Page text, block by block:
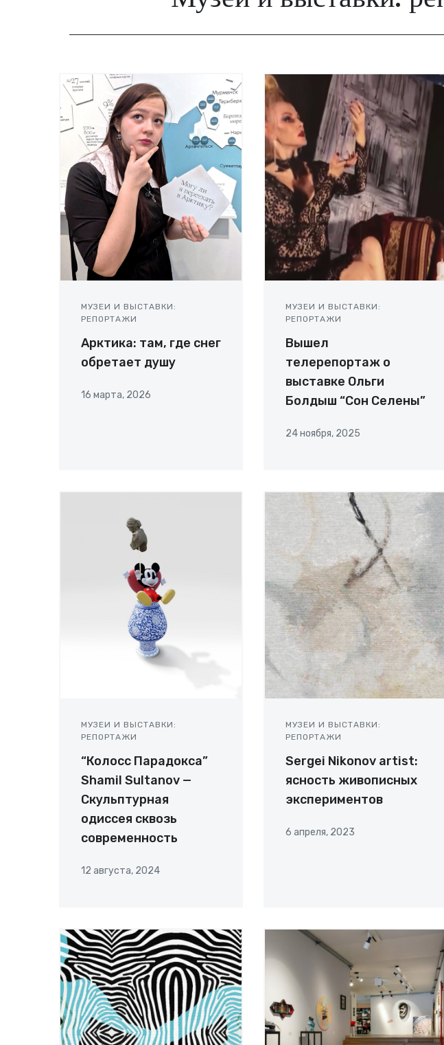
МУЗЕИ И ВЫСТАВКИ:
РЕПОРТАЖИ
Арктика: там, где снег
обретает душу
16 марта, 2026
МУЗЕИ И ВЫСТАВКИ:
РЕПОРТАЖИ
Вышел
телерепортаж о
выставке Ольги
Болдыш “Сон Селены”
24 ноября, 2025
МУЗЕИ И ВЫСТАВКИ:
РЕПОРТАЖИ
“Колосс Парадокса”
Shamil Sultanov —
Скульптурная
одиссея сквозь
современность
12 августа, 2024
МУЗЕИ И ВЫСТАВКИ:
РЕПОРТАЖИ
Sergei Nikonov artist:
ясность живописных
экспериментов
6 апреля, 2023